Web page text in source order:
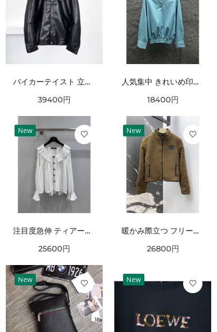
バイカーテイスト 立体フォルム CHROME HEARTS クロムハーツ コピー レザージャケット 人気加速
39400円
人気集中 きれいめ印象 CHANEL シャネル コピー 長袖ジャケット 着映えデザイン
18400円
New
注目度急伸 ティアード襟 CHANEL シャネル コピー 長袖ブラウス 軽やかシルエット
25600円
New
暖かみ際立つ フリースブルゾン ブラックトリム BURBERRY バーバリー コピー ボアジャケット ジップポケット
26800円
New New